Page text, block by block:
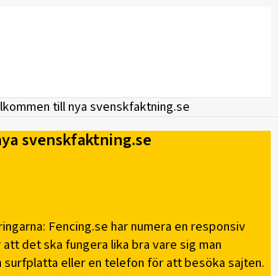
till nya svenskfaktning.se
svenskfaktning.se
Fencing.se har numera en responsiv
det ska fungera lika bra vare sig man
surfplatta eller en telefon för att besöka sajten.